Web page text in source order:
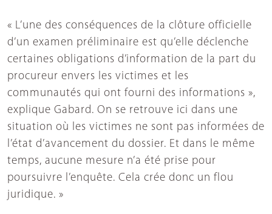
« L’une des conséquences de la clôture officielle
d’un examen préliminaire est qu’elle déclenche
certaines obligations d’information de la part du
procureur envers les victimes et les
communautés qui ont fourni des informations »,
explique Gabard. On se retrouve ici dans une
situation où les victimes ne sont pas informées de
l’état d’avancement du dossier. Et dans le même
temps, aucune mesure n’a été prise pour
poursuivre l’enquête. Cela crée donc un flou
juridique. »